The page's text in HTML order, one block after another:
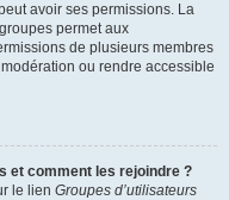
avoir ses permissions. La
permet aux
de plusieurs membres
ou rendre accessible
et comment les rejoindre ?
le lien Groupes d’utilisateurs